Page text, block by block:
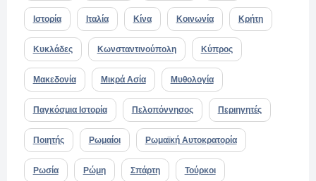
Ιστορία Ιταλία Κίνα Κοινωνία Κρήτη
Κυκλάδες Κωνσταντινούπολη Κύπρος
Μακεδονία Μικρά Ασία Μυθολογία
Παγκόσμια Ιστορία Πελοπόννησος Περιηγητές
Ποιητής Ρωμαίοι Ρωμαϊκή Αυτοκρατορία
Ρωσία Ρώμη Σπάρτη Τούρκοι